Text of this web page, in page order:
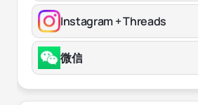
Instagram + Threads
微信